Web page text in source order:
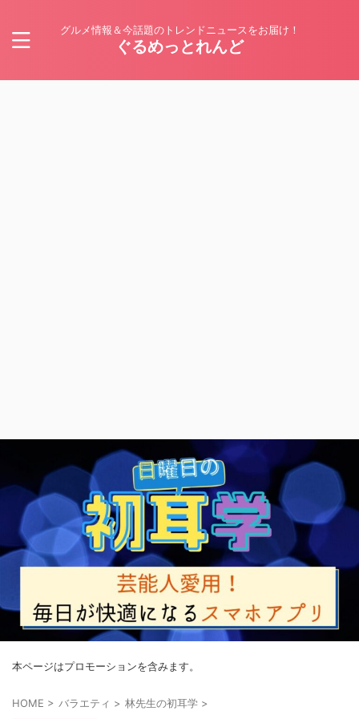
グルメ情報＆今話題のトレンドニュースをお届け！
ぐるめっとれんど
本ページはプロモーションを含みます。
HOME > バラエティ > 林先生の初耳学 >